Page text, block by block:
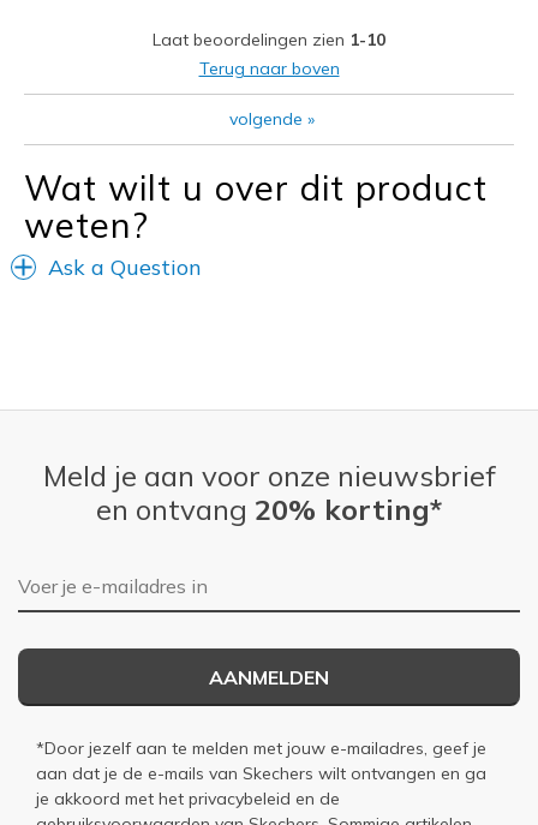
Feels true to width
Sizing
Feels true to size
Shoes are for Wearing
Laat beoordelingen zien 1-10
Terug naar boven
volgende »
Wat wilt u over dit product
weten?
Ask a Question
Meld je aan voor onze nieuwsbrief
en ontvang 20% korting*
E-mailadres
AANMELDEN
*Door jezelf aan te melden met jouw e-mailadres, geef je
aan dat je de e-mails van Skechers wilt ontvangen en ga
je akkoord met het privacybeleid en de